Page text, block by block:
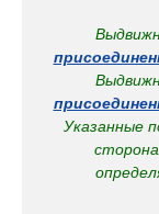
Указанные